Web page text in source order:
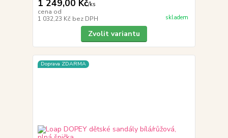
1 249,00 Kč/ks
cena od
1 032,23 Kč bez DPH skladem
Zvolit variantu
Doprava ZDARMA